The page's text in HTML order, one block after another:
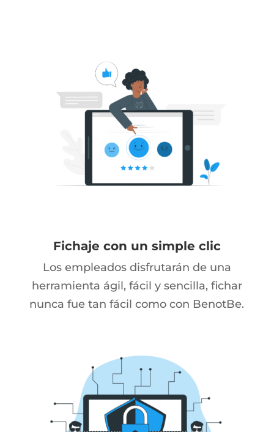
Fichaje con un simple clic
Los empleados disfrutarán de una
herramienta ágil, fácil y sencilla, fichar
nunca fue tan fácil como con BenotBe.